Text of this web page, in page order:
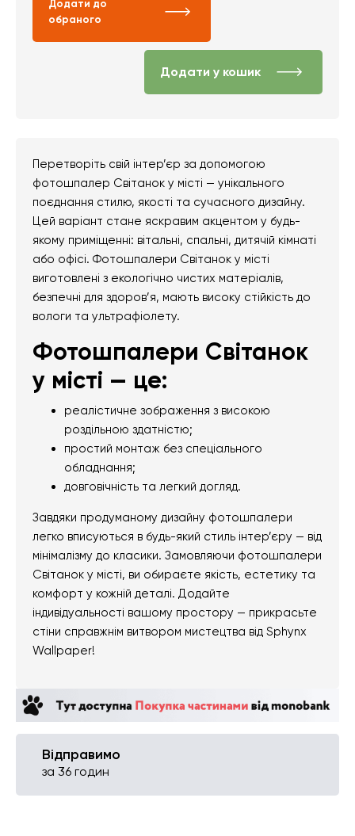
Додати до
обраного
Додати у кошик
Перетворіть свій інтер’єр за допомогою
фотошпалер Світанок у місті — унікального
поєднання стилю, якості та сучасного дизайну.
Цей варіант стане яскравим акцентом у будь-
якому приміщенні: вітальні, спальні, дитячій кімнаті
або офісі. Фотошпалери Світанок у місті
виготовлені з екологічно чистих матеріалів,
безпечні для здоров’я, мають високу стійкість до
вологи та ультрафіолету.
Фотошпалери Світанок
у місті — це:
реалістичне зображення з високою
роздільною здатністю;
простий монтаж без спеціального
обладнання;
довговічність та легкий догляд.
Завдяки продуманому дизайну фотошпалери
легко вписуються в будь-який стиль інтер’єру — від
мінімалізму до класики. Замовляючи фотошпалери
Світанок у місті, ви обираєте якість, естетику та
комфорт у кожній деталі. Додайте
індивідуальності вашому простору — прикрасьте
стіни справжнім витвором мистецтва від Sphynx
Wallpaper!
Відправимо
за 36 годин